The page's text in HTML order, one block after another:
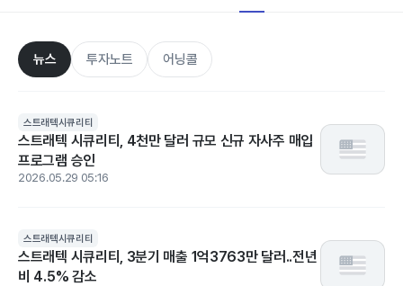
뉴스 투자노트 어닝콜
스트래텍시큐리티
스트래텍 시큐리티, 4천만 달러 규모 신규 자사주 매입
프로그램 승인
2026.05.29 05:16
스트래텍시큐리티
스트래텍 시큐리티, 3분기 매출 1억3763만 달러..전년
비 4.5% 감소